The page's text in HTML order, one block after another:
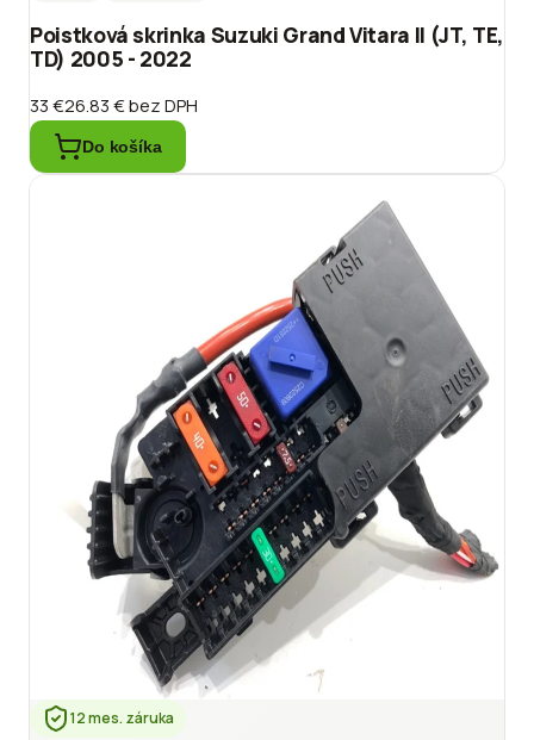
Poistková skrinka Suzuki Grand Vitara II (JT, TE,
TD) 2005 - 2022
33 €26.83 €bez DPH
Do košíka
12 mes. záruka